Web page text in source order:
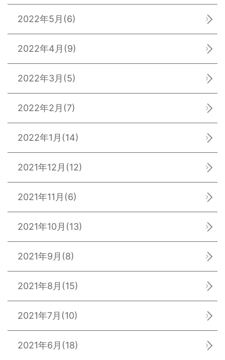
2022年5月 (6)
2022年4月 (9)
2022年3月 (5)
2022年2月 (7)
2022年1月 (14)
2021年12月 (12)
2021年11月 (6)
2021年10月 (13)
2021年9月 (8)
2021年8月 (15)
2021年7月 (10)
2021年6月 (18)